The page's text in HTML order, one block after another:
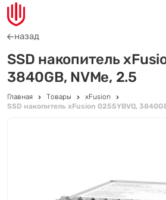
назад
SSD накопитель
3840GB, NVMe, 2.5
Главная Товары
xFusion
SSD накопитель xFusion 0255YBVQ,